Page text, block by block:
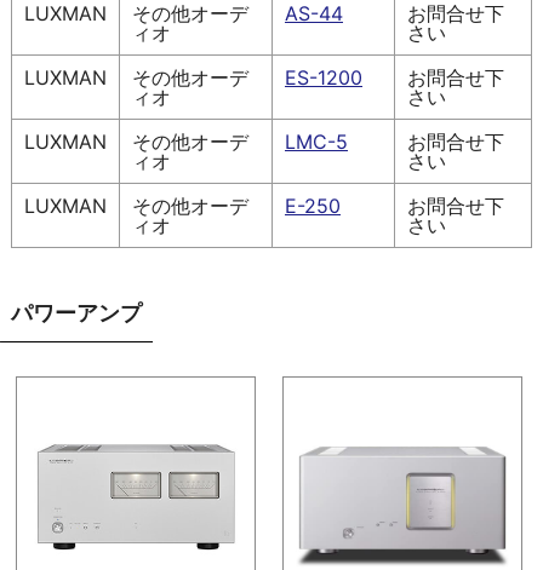
LUXMAN
その他オーデ
ィオ
AS-44
お問合せ下
さい
LUXMAN
その他オーデ
ィオ
ES-1200
お問合せ下
さい
LUXMAN
その他オーデ
ィオ
LMC-5
お問合せ下
さい
LUXMAN
その他オーデ
ィオ
E-250
お問合せ下
さい
パワーアンプ